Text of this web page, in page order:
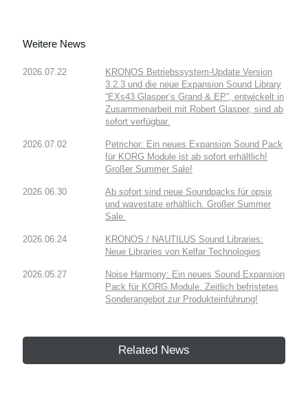
Weitere News
2026.07.22
KRONOS Betriebssystem-Update Version
3.2.3 und die neue Expansion Sound Library
“EXs43 Glasper’s Grand & EP”, entwickelt in
Zusammenarbeit mit Robert Glasper, sind ab
sofort verfügbar.
2026.07.02
Petrichor: Ein neues Expansion Sound Pack
für KORG Module ist ab sofort erhältlich!
Großer Summer Sale!
2026.06.30
Ab sofort sind neue Soundpacks für opsix
und wavestate erhältlich. Großer Summer
Sale.
2026.06.24
KRONOS / NAUTILUS Sound Libraries:
Neue Libraries von Kelfar Technologies
2026.05.27
Noise Harmony: Ein neues Sound Expansion
Pack für KORG Module. Zeitlich befristetes
Sonderangebot zur Produkteinführung!
Related News